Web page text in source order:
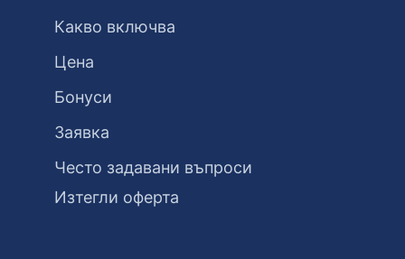
Какво включва
Цена
Бонуси
Заявка
Често задавани въпроси
Изтегли оферта